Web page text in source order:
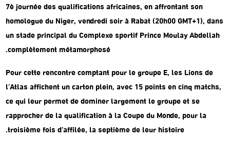
7è journée des qualifications africaines, en affrontant son
homologue du Niger, vendredi soir à Rabat (20h00 GMT+1), dans
un stade principal du Complexe sportif Prince Moulay Abdellah
complètement métamorphosé.
Pour cette rencontre comptant pour le groupe E, les Lions de
l’Atlas affichent un carton plein, avec 15 points en cinq matchs,
ce qui leur permet de dominer largement le groupe et se
rapprocher de la qualification à la Coupe du Monde, pour la
troisième fois d’affilée, la septième de leur histoire.